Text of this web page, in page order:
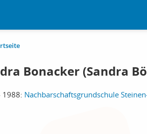
Bonacker (Sandra
1988: Nachbarschaftsgrundschule